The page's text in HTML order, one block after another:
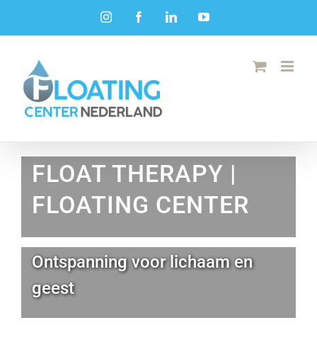
naar
InstagramFacebookLinkedInYouTube
FLOAT THERAPY |
FLOATING CENTER
Ontspanning voor lichaam en
geest